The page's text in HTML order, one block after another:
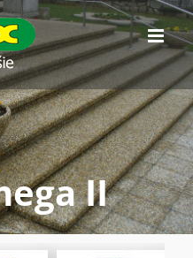
II